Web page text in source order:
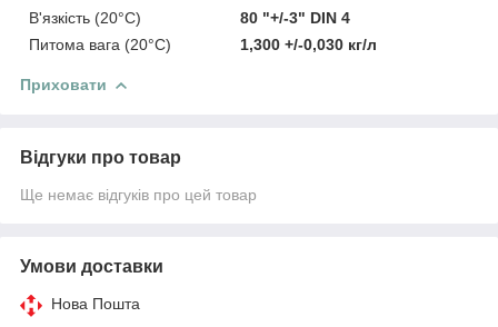
В'язкість (20°C)
80 "+/-3" DIN 4
Питома вага (20°C)
1,300 +/-0,030 кг/л
Приховати
Відгуки про товар
Ще немає відгуків про цей товар
Умови доставки
Нова Пошта